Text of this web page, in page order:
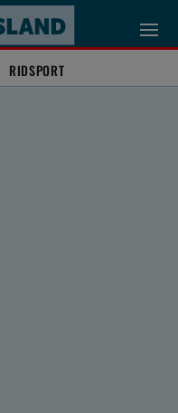
RIDSPORT